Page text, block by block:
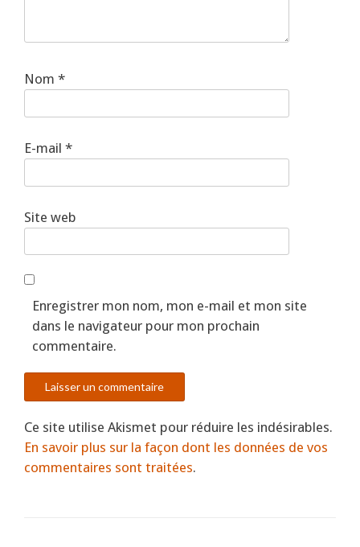
Nom *
E-mail *
Site web
Enregistrer mon nom, mon e-mail et mon site
dans le navigateur pour mon prochain
commentaire.
Ce site utilise Akismet pour réduire les indésirables.
En savoir plus sur la façon dont les données de vos
commentaires sont traitées.